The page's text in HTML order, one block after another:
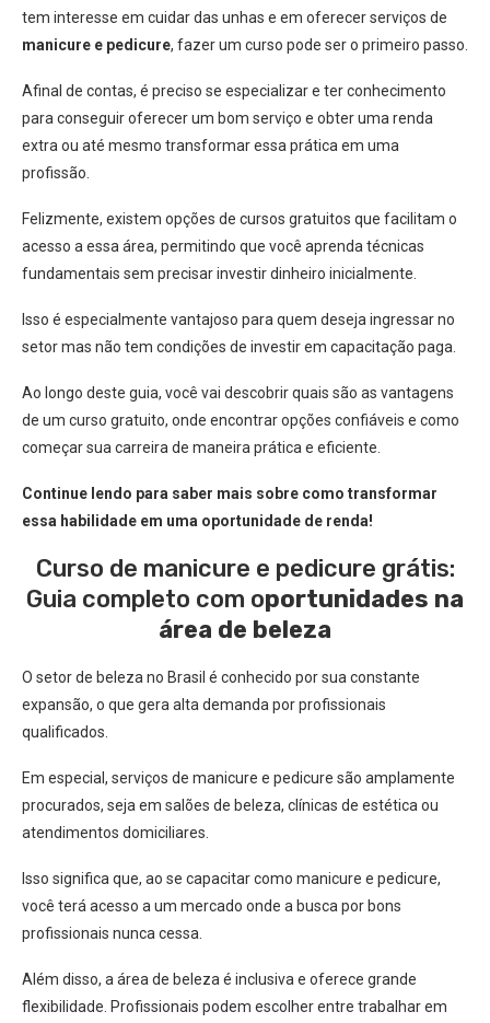
tem interesse em cuidar das unhas e em oferecer serviços de
manicure e pedicure, fazer um curso pode ser o primeiro passo.
Afinal de contas, é preciso se especializar e ter conhecimento
para conseguir oferecer um bom serviço e obter uma renda
extra ou até mesmo transformar essa prática em uma
profissão.
Felizmente, existem opções de cursos gratuitos que facilitam o
acesso a essa área, permitindo que você aprenda técnicas
fundamentais sem precisar investir dinheiro inicialmente.
Isso é especialmente vantajoso para quem deseja ingressar no
setor mas não tem condições de investir em capacitação paga.
Ao longo deste guia, você vai descobrir quais são as vantagens
de um curso gratuito, onde encontrar opções confiáveis e como
começar sua carreira de maneira prática e eficiente.
Continue lendo para saber mais sobre como transformar
essa habilidade em uma oportunidade de renda!
Curso de manicure e pedicure grátis:
Guia completo com oportunidades na
área de beleza
O setor de beleza no Brasil é conhecido por sua constante
expansão, o que gera alta demanda por profissionais
qualificados.
Em especial, serviços de manicure e pedicure são amplamente
procurados, seja em salões de beleza, clínicas de estética ou
atendimentos domiciliares.
Isso significa que, ao se capacitar como manicure e pedicure,
você terá acesso a um mercado onde a busca por bons
profissionais nunca cessa.
Além disso, a área de beleza é inclusiva e oferece grande
flexibilidade. Profissionais podem escolher entre trabalhar em